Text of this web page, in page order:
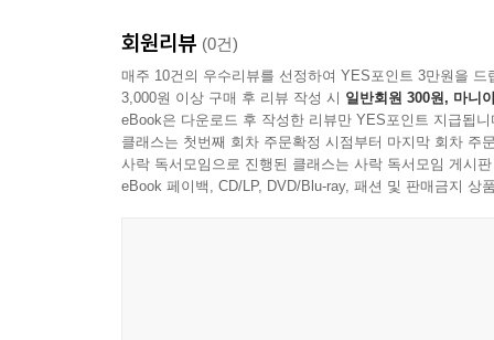
아들들’이 국가를 만들어나가는 ‘산업전사’로
식민체제하에서도, 해방 후 미군정하에서도 남
육체적 불구와 정신적 트라우마로 남성성 자체
신여성의 표본이었던 ‘모던걸’은 유녀나 기녀,
해방과 독립에 이어 건국에서 해가 되는 여성들이
2017년, 서북청년단은 ‘태극기 집회’와 함께 다
회원리뷰 (0건)
매주 10건의 우수리뷰를 선정하여 YES포인트 3만원을 드
3,000원 이상 구매 후 리뷰 작성 시 일반회원 300원, 마니
eBook은 다운로드 후 작성한 리뷰만 YES포인트 지급됩니
클래스는 첫번째 회차 주문확정 시점부터 마지막 회차 주
사락 독서모임으로 진행된 클래스는 사락 독서모임 게시
eBook 페이백, CD/LP, DVD/Blu-ray, 패션 및 판매금지 상